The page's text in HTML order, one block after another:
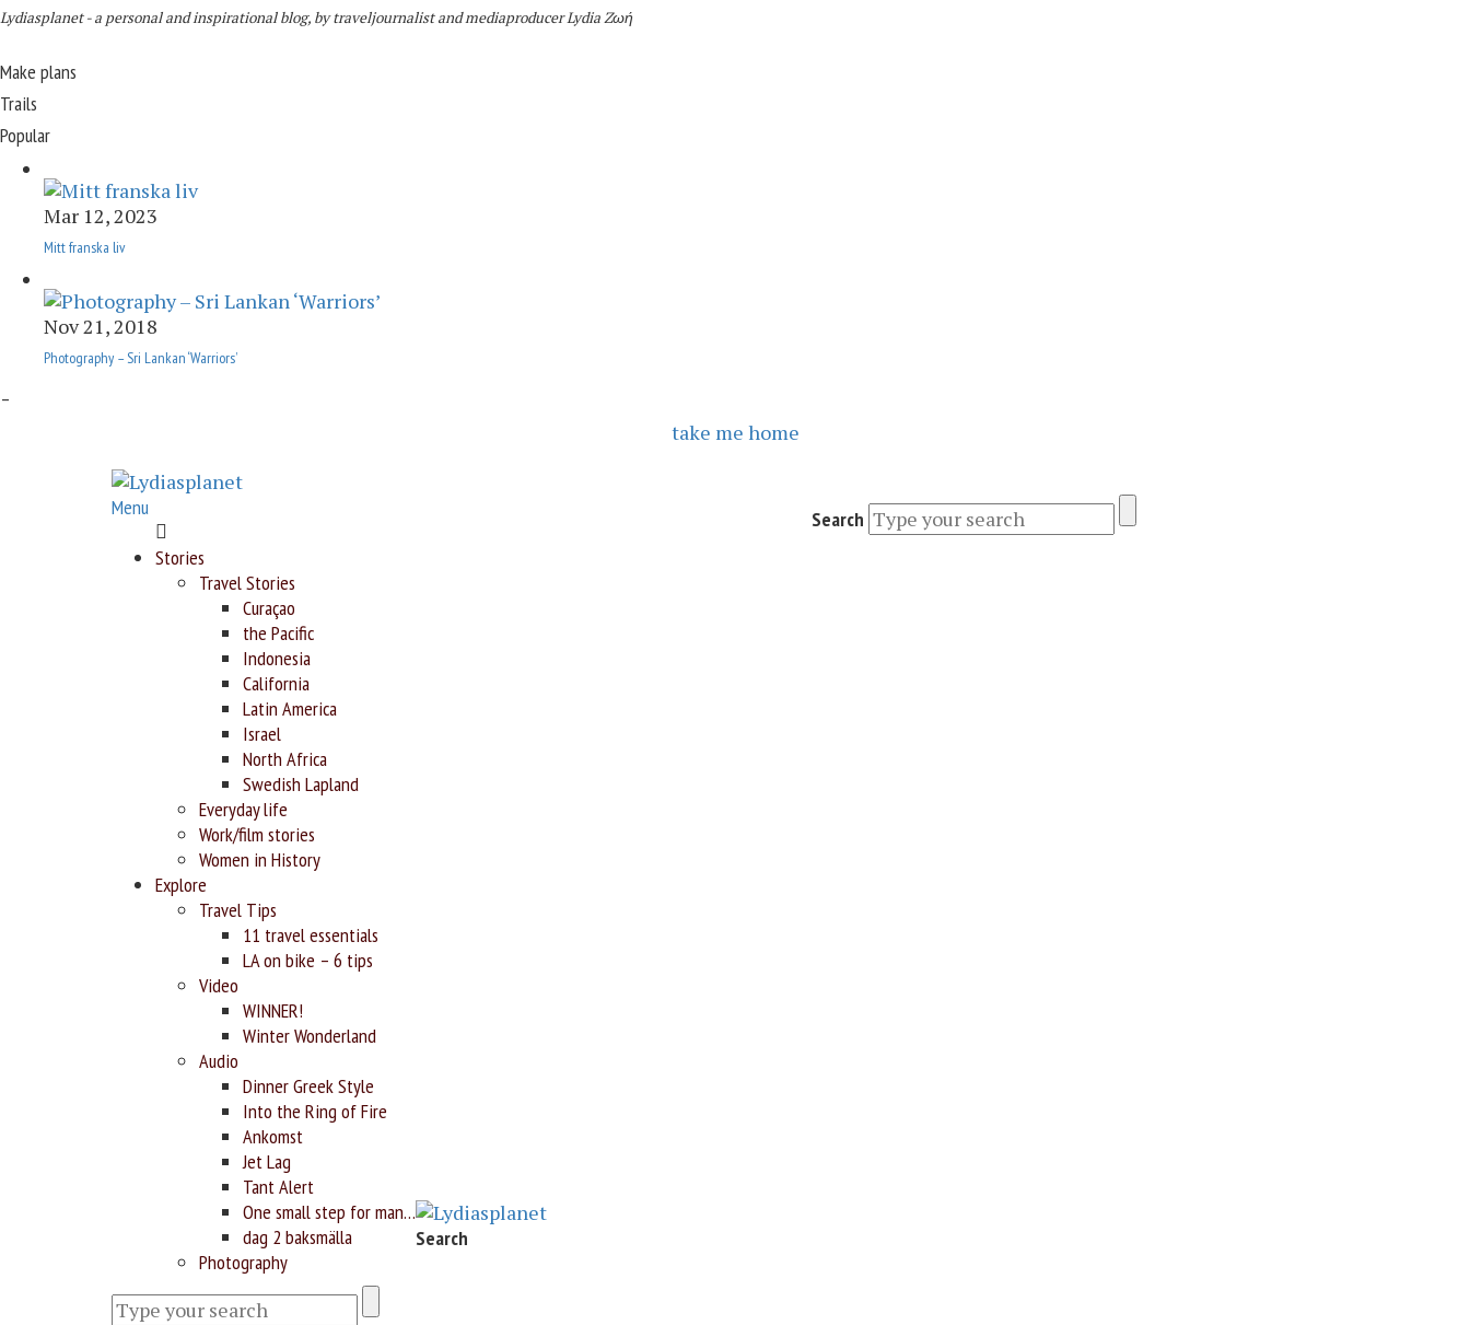
Lydiasplanet- a personal and inspirational blog, by traveljournalist and mediaproducerLydia Zωή
Make plans
Trails
Popular
Mar 12, 2023
Mitt franska liv
Nov 21, 2018
Photography – Sri Lankan ‘Warriors’
–
take me home
Menu
Stories
Travel Stories
Curaçao
the Pacific
Indonesia
California
Latin America
Israel
North Africa
Swedish Lapland
Everyday life
Work/film stories
Women in History
Explore
Travel Tips
11 travel essentials
LA on bike – 6 tips
Video
WINNER!
Winter Wonderland
Audio
Dinner Greek Style
Into the Ring of Fire
Ankomst
Jet Lag
Tant Alert
One small step for man…
dag 2 baksmälla
Photography
Search
Search